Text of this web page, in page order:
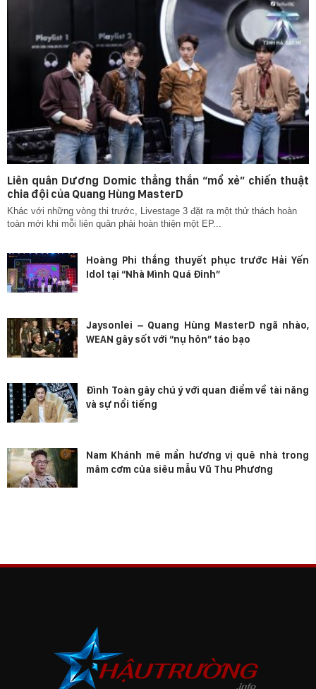
Liên quân Dương Domic thẳng thắn “mổ xẻ” chiến thuật
chia đội của Quang Hùng MasterD
Khác với những vòng thi trước, Livestage 3 đặt ra một thử thách hoàn
toàn mới khi mỗi liên quân phải hoàn thiện một EP...
Hoàng Phi thắng thuyết phục trước Hải Yến
Idol tại “Nhà Mình Quá Đỉnh”
Jaysonlei – Quang Hùng MasterD ngã nhào,
WEAN gây sốt với “nụ hôn” táo bạo
Đình Toàn gây chú ý với quan điểm về tài năng
và sự nổi tiếng
Nam Khánh mê mẩn hương vị quê nhà trong
mâm cơm của siêu mẫu Vũ Thu Phương